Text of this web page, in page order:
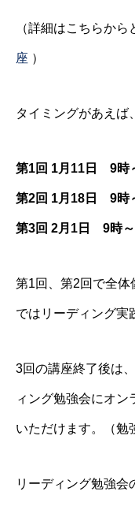
（詳細はこちらか
座 ）
タイミングがあえば
第1回 1月11日 9時
第2回 1月18日 9時
第3回 2月1日 9時
第1回、第2回で全体
ではリーディング実
3回の講座終了後は
ィング勉強会にオン
いただけます。（勉
リーディング勉強会